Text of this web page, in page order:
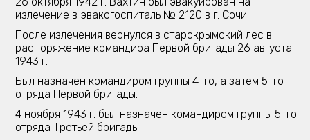
излечение в эвакогоспиталь № 2120 в г. Сочи.
После излечения вернулся в старокрымский лес в
распоряжение командира Первой бригады 26 августа
1943 г.
Был назначен командиром группы 4-го, а затем 5-го
отряда Первой бригады.
4 ноября 1943 г. был назначен командиром группы 5-го
отряда Третьей бригады.